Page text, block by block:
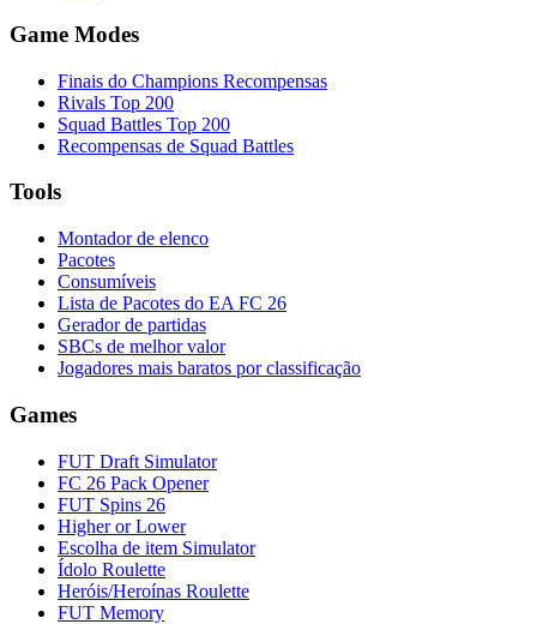
Game Modes
Finais do Champions Recompensas
Rivals Top 200
Squad Battles Top 200
Recompensas de Squad Battles
Tools
Montador de elenco
Pacotes
Consumíveis
Lista de Pacotes do EA FC 26
Gerador de partidas
SBCs de melhor valor
Jogadores mais baratos por classificação
Games
FUT Draft Simulator
FC 26 Pack Opener
FUT Spins 26
Higher or Lower
Escolha de item Simulator
Ídolo Roulette
Heróis/Heroínas Roulette
FUT Memory